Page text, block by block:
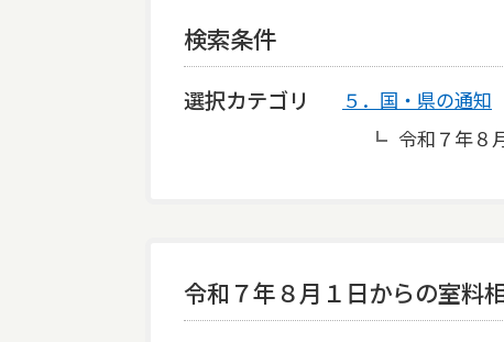
検索条件
選択カテゴリ
５．国・県の通知
令和７年８
令和７年８月１日からの室料